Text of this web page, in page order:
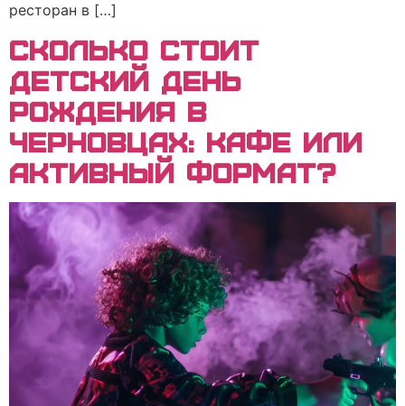
ресторан в […]
СКОЛЬКО СТОИТ
ДЕТСКИЙ ДЕНЬ
РОЖДЕНИЯ В
ЧЕРНОВЦАХ: КАФЕ ИЛИ
АКТИВНЫЙ ФОРМАТ?